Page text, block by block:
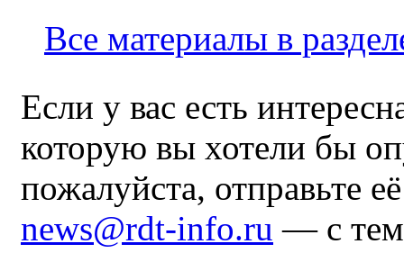
Все материалы в
Если у вас есть
которую вы хотели бы
пожалуйста, отправьте
news@rdt-info.ru — с